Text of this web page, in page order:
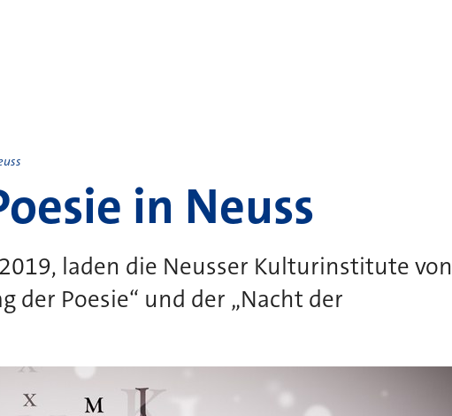
in Neuss
laden die Neusser Kulturinstitute von
der Poesie“ und der „Nacht der